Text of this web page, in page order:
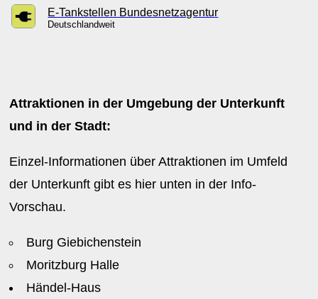
E-Tankstellen Bundesnetzagentur
Deutschlandweit
Attraktionen in der Umgebung der Unterkunft
und in der Stadt:
Einzel-Informationen über Attraktionen im Umfeld
der Unterkunft gibt es hier unten in der Info-
Vorschau.
Burg Giebichenstein
Moritzburg Halle
Händel-Haus